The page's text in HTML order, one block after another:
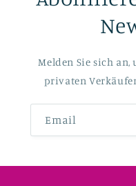
Melden Sie sich
privaten
Email